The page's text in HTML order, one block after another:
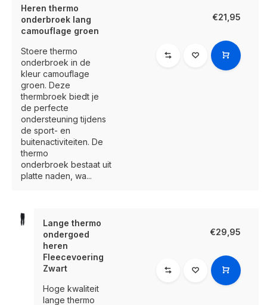
Heren thermo
onderbroek lang
camouflage groen
Stoere thermo
onderbroek in de
kleur camouflage
groen. Deze
thermbroek biedt je
de perfecte
ondersteuning tijdens
de sport- en
buitenactiviteiten. De
thermo
onderbroek bestaat uit
platte naden, wa...
€21,95
Lange thermo
ondergoed
heren
Fleecevoering
Zwart
Hoge kwaliteit
lange thermo
€29,95